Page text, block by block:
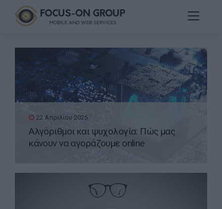
22 Απριλίου 2025
Αλγόριθμοι και ψυχολογία: Πώς μας
κάνουν να αγοράζουμε online